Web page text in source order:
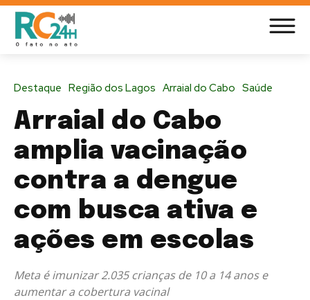
Destaque Região dos Lagos Arraial do Cabo Saúde
Arraial do Cabo
amplia vacinação
contra a dengue
com busca ativa e
ações em escolas
Meta é imunizar 2.035 crianças de 10 a 14 anos e
aumentar a cobertura vacinal